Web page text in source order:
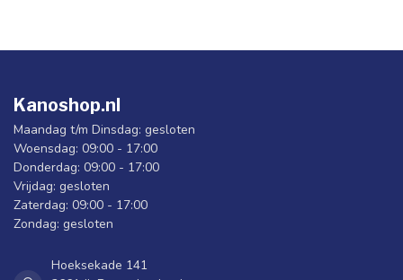
Kanoshop.nl
Maandag t/m Dinsdag: gesloten
Woensdag: 09:00 - 17:00
Donderdag: 09:00 - 17:00
Vrijdag: gesloten
Zaterdag: 09:00 - 17:00
Zondag: gesloten
Hoeksekade 141